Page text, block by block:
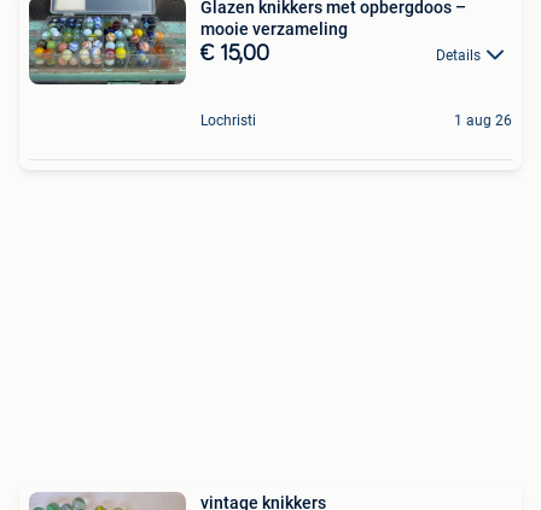
Glazen knikkers met opbergdoos –
mooie verzameling
€ 15,00 Details
Lochristi 1 aug 26
vintage knikkers